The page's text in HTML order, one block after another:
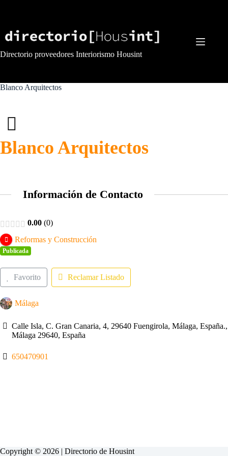
Directorio proveedores Interiorismo Housint
Blanco Arquitectos
Blanco Arquitectos
Información de Contacto
0.00 0
Reformas y Construcción
Publicada
Favorito Reclamar Listado
Málaga
Calle Isla, C. Gran Canaria, 4, 29640 Fuengirola, Málaga, España.,
Málaga 29640, España
650470901
Copyright © 2026 | Directorio de Housint